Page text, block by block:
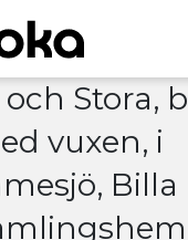
Stora,
vuxen, i
Billa